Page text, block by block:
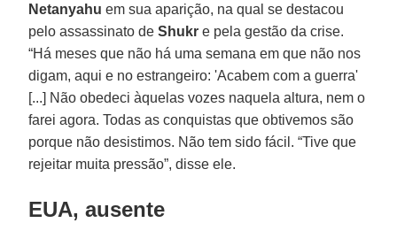
Netanyahu em sua aparição, na qual se destacou
pelo assassinato deShukr e pela gestão da crise.
“Há meses que não há uma semana em que não nos
digam, aqui e no estrangeiro: 'Acabem com a guerra'
[...] Não obedeci àquelas vozes naquela altura, nem o
farei agora. Todas as conquistas que obtivemos são
porque não desistimos. Não tem sido fácil. “Tive que
rejeitar muita pressão”, disse ele.
EUA, ausente